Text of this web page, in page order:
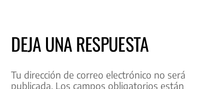
DEJA UNA RESPUESTA
Tu dirección de correo electrónico no será
publicada. Los campos obligatorios están